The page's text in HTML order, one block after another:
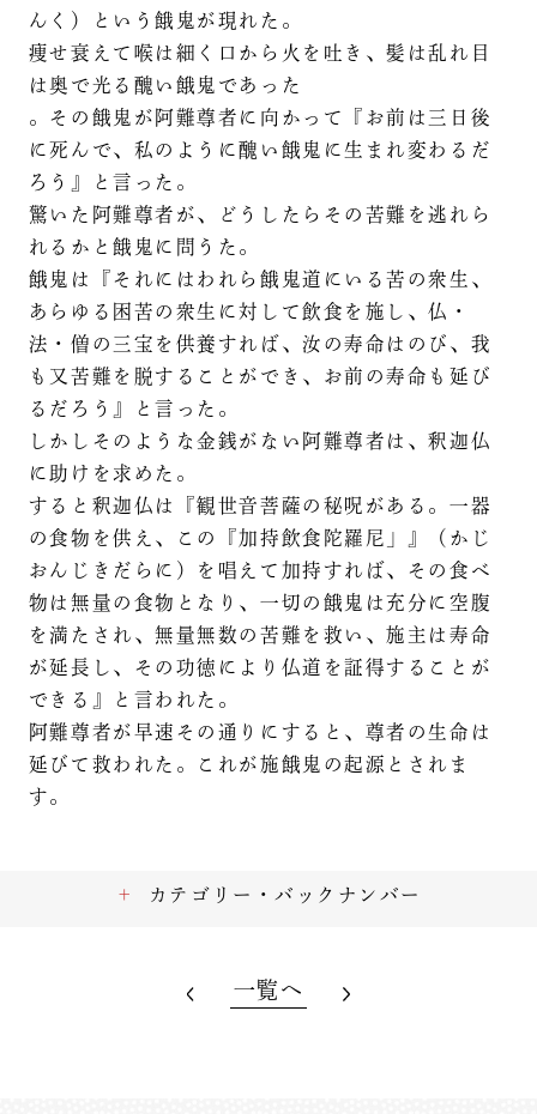
んく）という餓鬼が現れた。
痩せ衰えて喉は細く口から火を吐き、髪は乱れ目
は奥で光る醜い餓鬼であった
。その餓鬼が阿難尊者に向かって『お前は三日後
に死んで、私のように醜い餓鬼に生まれ変わるだ
ろう』と言った。
驚いた阿難尊者が、どうしたらその苦難を逃れら
れるかと餓鬼に問うた。
餓鬼は『それにはわれら餓鬼道にいる苦の衆生、
あらゆる困苦の衆生に対して飲食を施し、仏・
法・僧の三宝を供養すれば、汝の寿命はのび、我
も又苦難を脱することができ、お前の寿命も延び
るだろう』と言った。
しかしそのような金銭がない阿難尊者は、釈迦仏
に助けを求めた。
すると釈迦仏は『観世音菩薩の秘呪がある。一器
の食物を供え、この『加持飲食陀羅尼」』（かじ
おんじきだらに）を唱えて加持すれば、その食べ
物は無量の食物となり、一切の餓鬼は充分に空腹
を満たされ、無量無数の苦難を救い、施主は寿命
が延長し、その功徳により仏道を証得することが
できる』と言われた。
阿難尊者が早速その通りにすると、尊者の生命は
延びて救われた。これが施餓鬼の起源とされま
す。
カテゴリー・バックナンバー
一覧へ